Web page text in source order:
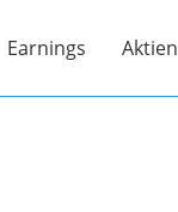
Earnings Aktien